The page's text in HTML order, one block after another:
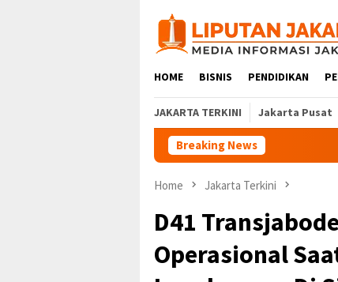
content
HOME BISNIS PENDIDIKAN
JAKARTA TERKINI Jakarta Pusat
Breaking News
Home Jakarta Terkini
D41
Operasional